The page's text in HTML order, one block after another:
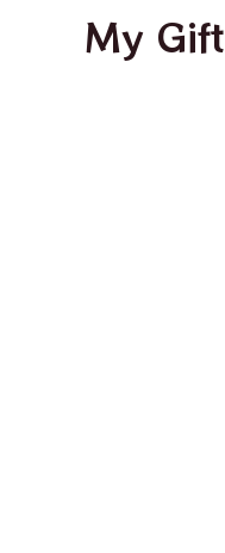
My Gift